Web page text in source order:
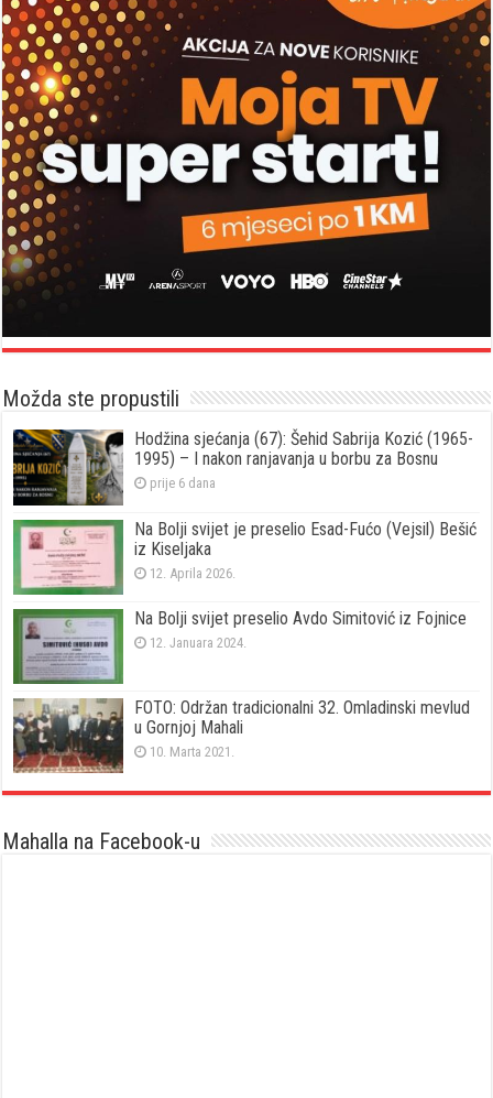
Možda ste propustili
Hodžina sjećanja (67): Šehid Sabrija Kozić (1965-
1995) – I nakon ranjavanja u borbu za Bosnu
prije 6 dana
Na Bolji svijet je preselio Esad-Fućo (Vejsil) Bešić
iz Kiseljaka
12. Aprila 2026.
Na Bolji svijet preselio Avdo Simitović iz Fojnice
12. Januara 2024.
FOTO: Održan tradicionalni 32. Omladinski mevlud
u Gornjoj Mahali
10. Marta 2021.
Mahalla na Facebook-u